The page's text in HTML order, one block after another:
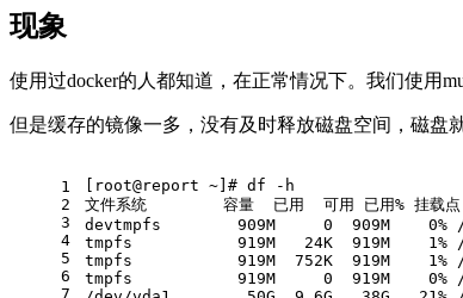
现象
使用过docker的人都知道，在正常情况下。我们使用
但是缓存的镜像一多，没有及时释放磁盘空间，磁盘
1
2
3
4
5
6
7
[root@report ~]# df -h
文件系统        容量  已用  可用 已用% 挂载点
devtmpfs        909M     0  909M    0% /
tmpfs           919M   24K  919M    1% /
tmpfs           919M  752K  919M    1%
tmpfs           919M     0  919M    0% /